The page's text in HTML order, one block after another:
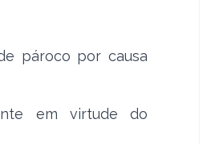
pároco por causa
em virtude do